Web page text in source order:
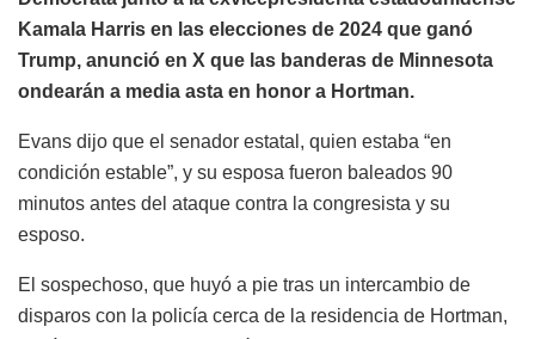
Kamala Harris en las elecciones de 2024 que ganó
Trump, anunció en X que las banderas de Minnesota
ondearán a media asta en honor a Hortman.
Evans dijo que el senador estatal, quien estaba “en
condición estable”, y su esposa fueron baleados 90
minutos antes del ataque contra la congresista y su
esposo.
El sospechoso, que huyó a pie tras un intercambio de
disparos con la policía cerca de la residencia de Hortman,